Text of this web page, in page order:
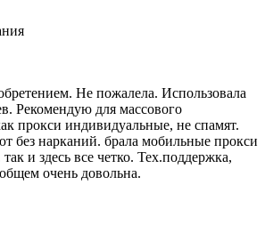
Не пожалела. Использовала
Рекомендую для массового
прокси индивидуальные, не спамят.
без нарканий. брала мобильные прокси
и здесь все четко. Тех.поддержка,
очень довольна.